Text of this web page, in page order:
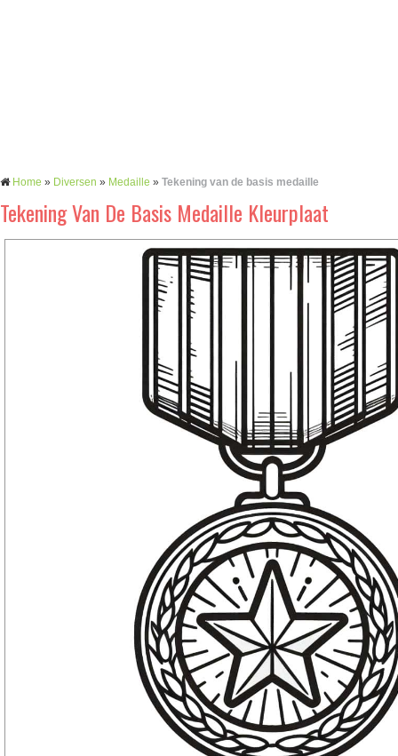
Home » Diversen » Medaille » Tekening van de basis medaille
Tekening Van De Basis Medaille Kleurplaat